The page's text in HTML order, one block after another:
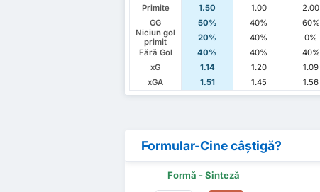
Primite
1.50 1.00
2.00
GG
50% 40%
60%
Niciun gol
primit
20% 40%
0%
Fără Gol
40% 40%
40%
xG
1.14 1.20
1.09
xGA
1.51 1.45 1.56
Formular-Cine câștigă?
Formă - Sinteză